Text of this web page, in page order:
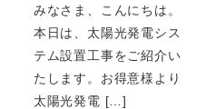
みなさま、こんにちは。
本日は、太陽光発電シス
テム設置工事をご紹介い
たします。お得意様より
太陽光発電 […]